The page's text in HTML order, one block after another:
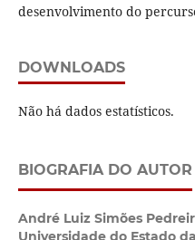
desenvolvimento do
DOWNLOADS
Não há dados estatísticos.
BIOGRAFIA DO AUTOR
André Luiz Simões
Universidade do Estado